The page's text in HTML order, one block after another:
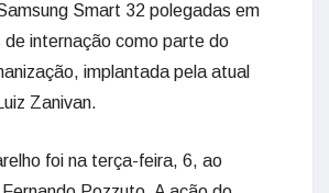
Smart 32 polegadas em
internação como parte do
implantada pela atual
Zanivan.
foi na terça-feira, 6, ao